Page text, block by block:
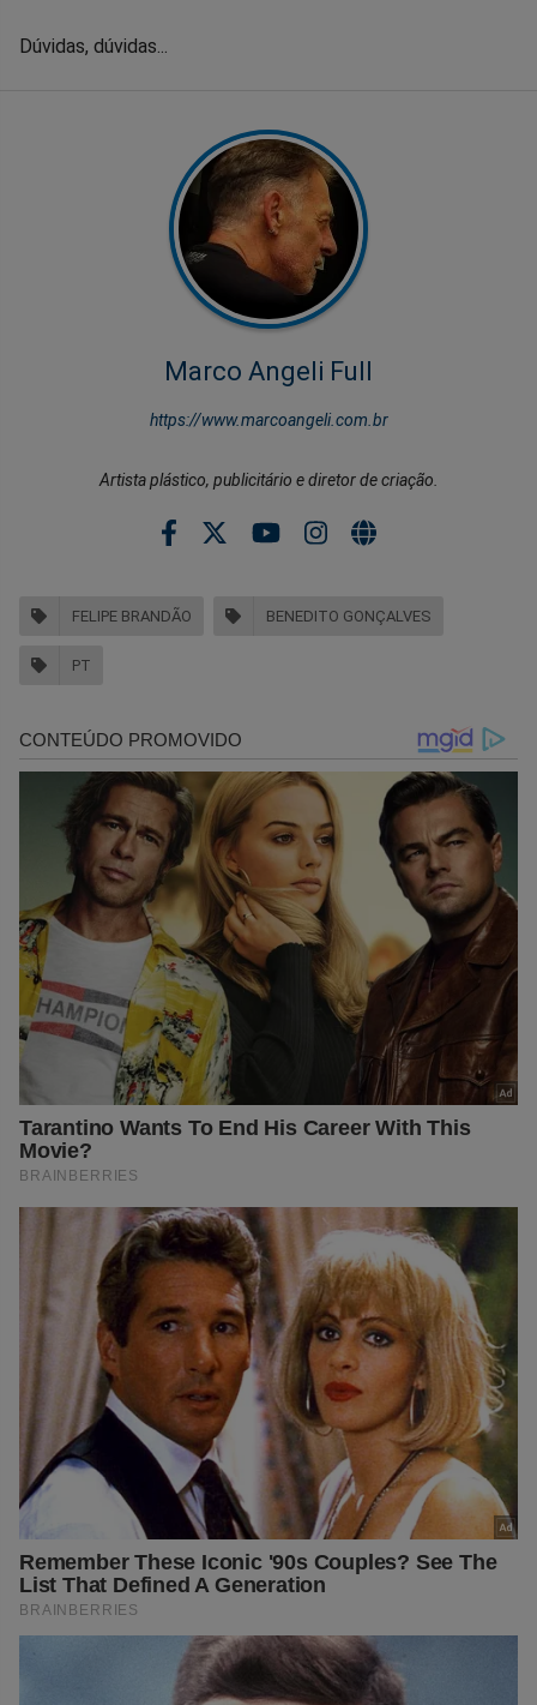
Dúvidas, dúvidas...
Marco Angeli Full
https://www.marcoangeli.com.br
Artista plástico, publicitário e diretor de criação.
FELIPE BRANDÃO BENEDITO GONÇALVES
PT